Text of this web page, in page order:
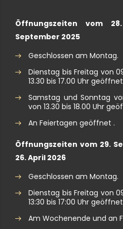
Öffnungszeiten vom
September 2025
Geschlossen am Montag.
Dienstag bis Freitag von
13.30 bis 17.00 Uhr
Samstag und Sonntag
von 13.30 bis 18.00 Uhr
An Feiertagen geöffnet .
Öffnungszeiten vom 29.
26. April 2026
Geschlossen am Montag.
Dienstag bis Freitag von
13:30 bis 17:00 Uhr
Am Wochenende und an